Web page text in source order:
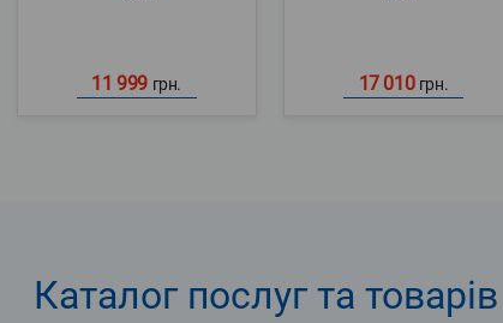
11 999 грн. 17 010 грн.
Каталог послуг та товарів